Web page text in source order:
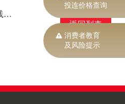
上一篇：中信保诚人寿《从养老到享老——人寿养老金融解决方案》案例凭借“资产+养老+保险”协同创新模式成功入选人民网“2025建设金融强国创新实践案例库”
返回列表
投连价格查询
消费者教育
及风险提示